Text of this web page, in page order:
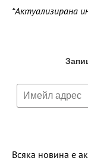
*Актуализирана
Всяка новина е